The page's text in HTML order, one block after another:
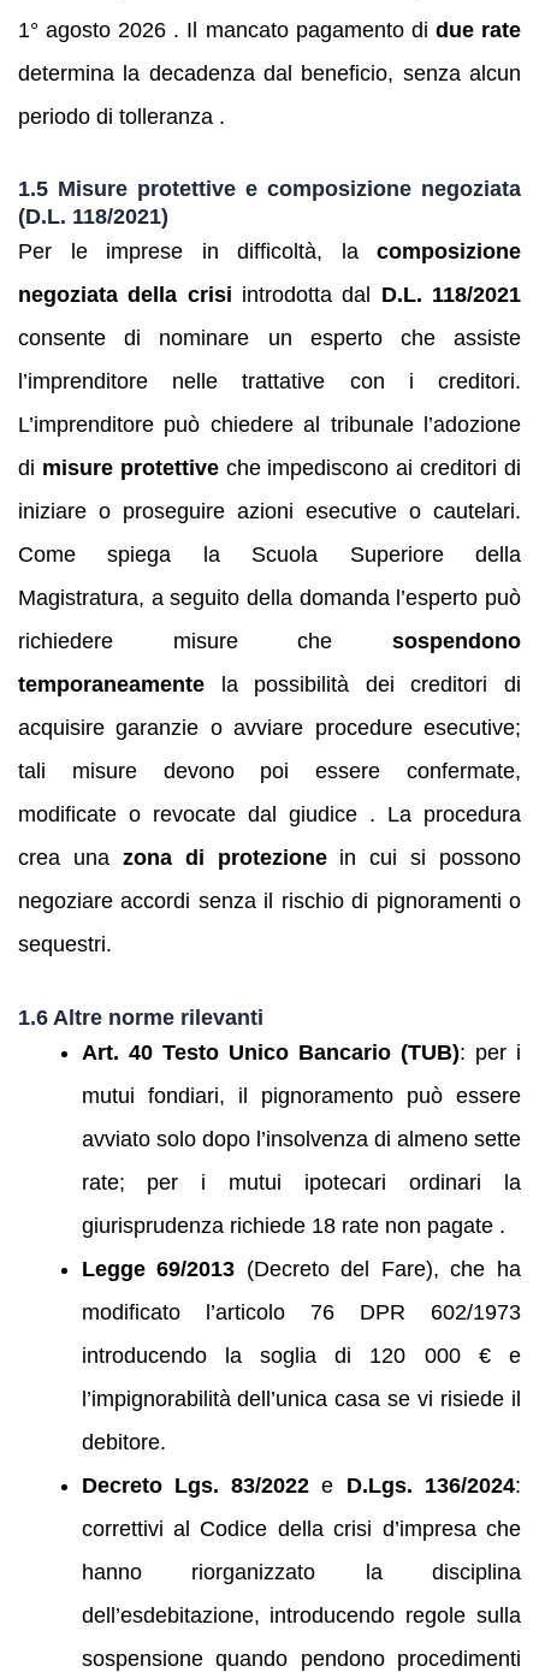
1° agosto 2026 . Il mancato pagamento di due rate
determina la decadenza dal beneficio, senza alcun
periodo di tolleranza .
1.5 Misure protettive e composizione negoziata
(D.L. 118/2021)
Per le imprese in difficoltà, la composizione
negoziata della crisi introdotta dal D.L. 118/2021
consente di nominare un esperto che assiste
l’imprenditore nelle trattative con i creditori.
L’imprenditore può chiedere al tribunale l’adozione
di misure protettiveche impediscono ai creditori di
iniziare o proseguire azioni esecutive o cautelari.
Come spiega la Scuola Superiore della
Magistratura, a seguito della domanda l’esperto può
richiedere misure che sospendono
temporaneamente la possibilità dei creditori di
acquisire garanzie o avviare procedure esecutive;
tali misure devono poi essere confermate,
modificate o revocate dal giudice . La procedura
crea una zona di protezionein cui si possono
negoziare accordi senza il rischio di pignoramenti o
sequestri.
1.6 Altre norme rilevanti
Art. 40 Testo Unico Bancario (TUB): per i
mutui fondiari, il pignoramento può essere
avviato solo dopo l’insolvenza di almeno sette
rate; per i mutui ipotecari ordinari la
giurisprudenza richiede 18 rate non pagate .
Legge 69/2013 (Decreto del Fare), che ha
modificato l’articolo 76 DPR 602/1973
introducendo la soglia di 120 000 € e
l’impignorabilità dell’unica casa se vi risiede il
debitore.
Decreto Lgs. 83/2022 e D.Lgs. 136/2024:
correttivi al Codice della crisi d’impresa che
hanno riorganizzato la disciplina
dell’esdebitazione, introducendo regole sulla
sospensione quando pendono procedimenti